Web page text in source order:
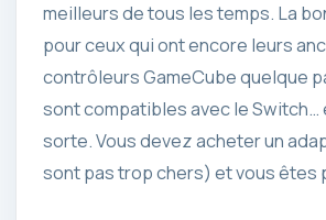
meilleurs de tous les temps. La
pour ceux qui ont encore leurs
contrôleurs GameCube quelque
sont compatibles avec le Switch…
sorte. Vous devez acheter un
sont pas trop chers) et vous êtes